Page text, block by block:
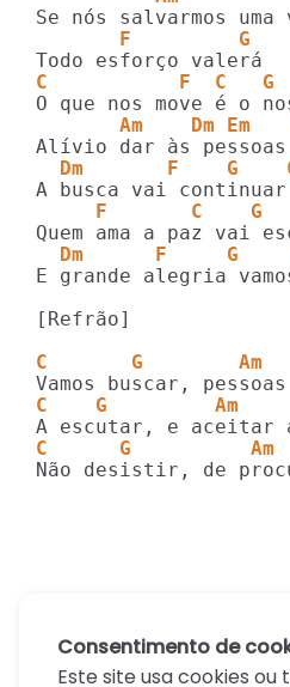
       F         G
C
Am    Dm Em
Dm       F
F       C    G
Dm      F     G
E grande alegria
[Refrão]
C       G        Am
C    G         Am
C      G          Am
Não desistir, de
Consentimento de
Este site usa cookies ou